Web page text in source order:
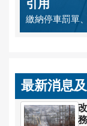
引用
繳納停車罰單
最新消息